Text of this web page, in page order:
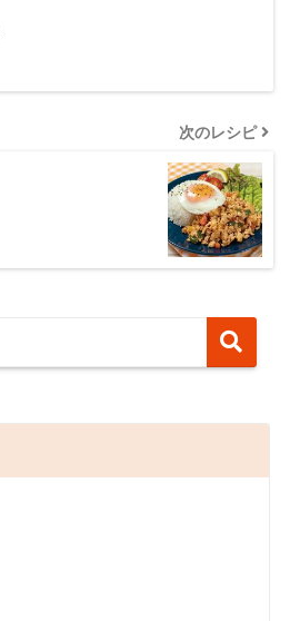
次のレシピ